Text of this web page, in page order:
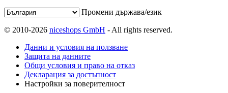
Промени държава/език
© 2010-2026 niceshops GmbH - All rights reserved.
Данни и условия на ползване
Защита на данните
Общи условия и право на отказ
Декларация за достъпност
Настройки за поверителност